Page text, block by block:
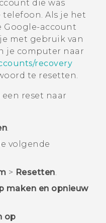
die was
Als je het
Google-account
met gebruik van
je computer naar
recovery
te resetten.
reset naar
volgende
> Resetten
maken en opnieuw
op